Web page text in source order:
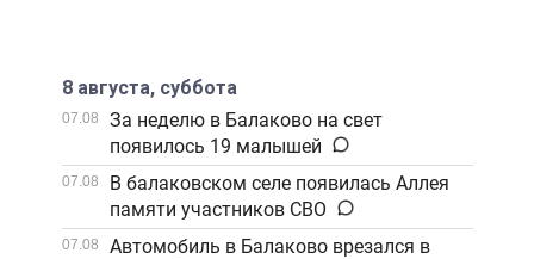
8 августа, суббота
07.08
За неделю в Балаково на свет
появилось 19 малышей
07.08
В балаковском селе появилась Аллея
памяти участников СВО
07.08
Автомобиль в Балаково врезался в